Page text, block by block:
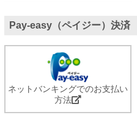
Pay-easy（ペイジー）決済
ネットバンキングでのお支払い
方法